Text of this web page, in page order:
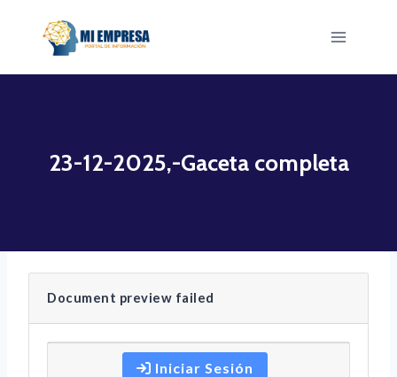
23-12-2025,-Gaceta completa
Document preview failed
Iniciar Sesión